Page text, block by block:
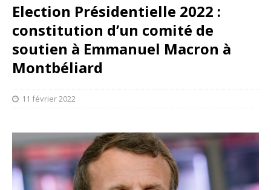
Election Présidentielle 2022 :
constitution d’un comité de
soutien à Emmanuel Macron à
Montbéliard
11 février 2022